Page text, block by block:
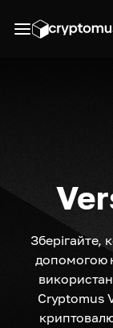
Зберігайте,
допомогою
Cryptomus